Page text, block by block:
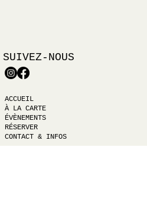
SUIVEZ-NOUS
ACCUEIL
À LA CARTE
ÉVÈNEMENTS
RÉSERVER
CONTACT & INFOS